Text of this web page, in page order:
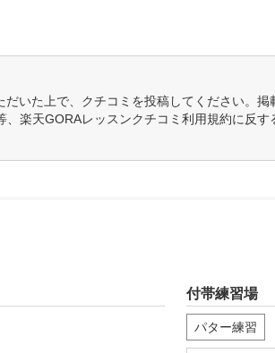
だいた上で、クチコミを投稿してください。
楽天GORAレッスンクチコミ利用規約に反
付帯練習場
パター練習